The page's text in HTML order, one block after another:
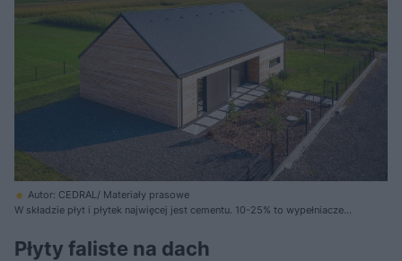
Autor: CEDRAL/ Materiały prasowe
W składzie płyt i płytek najwięcej jest cementu. 10-25% to wypełniacze
Płyty faliste na dach